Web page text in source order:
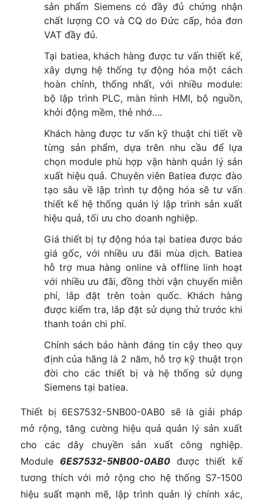
sản phẩm Siemens có đầy đủ chứng nhận
chất lượng CO và CQ do Đức cấp, hóa đơn
VAT đầy đủ.
Tại batiea, khách hàng được tư vấn thiết kế,
xây dựng hệ thống tự động hóa một cách
hoàn chỉnh, thống nhất, với nhiều module:
bộ lập trình PLC, màn hình HMI, bộ nguồn,
khởi động mềm, thẻ nhớ….
Khách hàng được tư vấn kỹ thuật chi tiết về
từng sản phẩm, dựa trên nhu cầu để lựa
chọn module phù hợp vận hành quản lý sản
xuất hiệu quả. Chuyên viên Batiea được đào
tạo sâu về lập trình tự động hóa sẽ tư vấn
thiết kế hệ thống quản lý lập trình sản xuất
hiệu quả, tối ưu cho doanh nghiệp.
Giá thiết bị tự động hóa tại batiea được báo
giá gốc, với nhiều ưu đãi mùa dịch. Batiea
hỗ trợ mua hàng online và offline linh hoạt
với nhiều ưu đãi, đồng thời vận chuyển miễn
phí, lắp đặt trên toàn quốc. Khách hàng
được kiểm tra, lắp đặt sử dụng thử trước khi
thanh toán chi phí.
Chính sách bảo hành đáng tin cậy theo quy
định của hãng là 2 năm, hỗ trợ kỹ thuật trọn
đời cho các thiết bị và hệ thống sử dụng
Siemens tại batiea.
Thiết bị 6ES7532-5NB00-0AB0 sẽ là giải pháp
mở rộng, tăng cường hiệu quả quản lý sản xuất
cho các dây chuyền sản xuất công nghiệp.
Module 6ES7532-5NB00-0AB0được thiết kế
tương thích với mở rộng cho hệ thống S7-1500
hiệu suất mạnh mẽ, lập trình quản lý chính xác,